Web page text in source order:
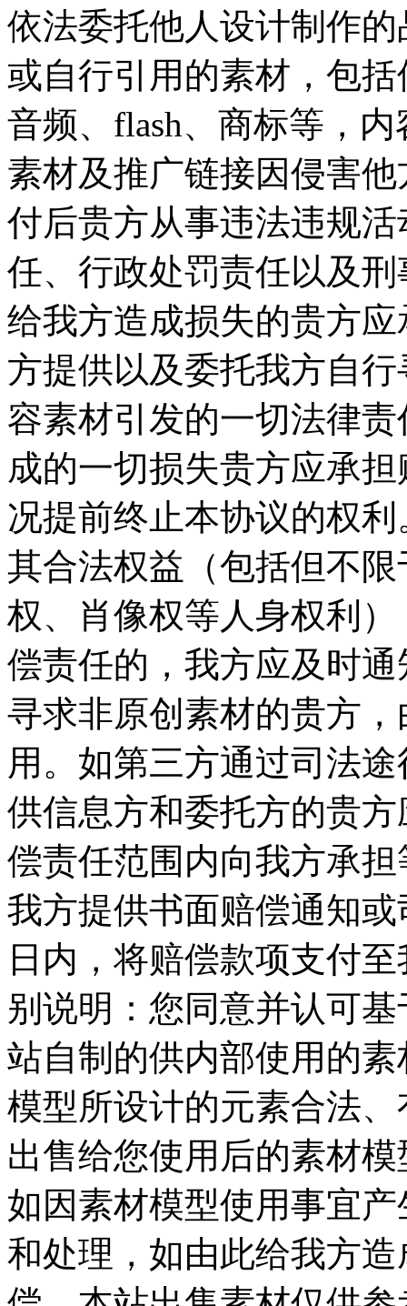
依法委托他人设计制作
或自行引用的素材，包
音频、flash、商标等，
素材及推广链接因侵害
付后贵方从事违法违规
任、行政处罚责任以及
给我方造成损失的贵方
方提供以及委托我方自
容素材引发的一切法律
成的一切损失贵方应承
况提前终止本协议的权
其合法权益（包括但不
权、肖像权等人身权利
偿责任的，我方应及时
寻求非原创素材的贵方
用。如第三方通过司法
供信息方和委托方的贵
偿责任范围内向我方承
我方提供书面赔偿通知
日内，将赔偿款项支付
别说明：您同意并认可
站自制的供内部使用的
模型所设计的元素合法
出售给您使用后的素材
如因素材模型使用事宜
和处理，如由此给我方